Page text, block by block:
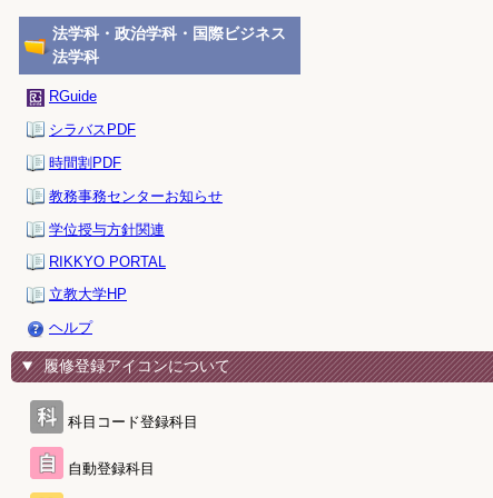
法学科・政治学科・国際ビジネス
法学科
RGuide
シラバスPDF
時間割PDF
教務事務センターお知らせ
学位授与方針関連
RIKKYO PORTAL
立教大学HP
ヘルプ
履修登録アイコンについて
科目コード登録科目
自動登録科目